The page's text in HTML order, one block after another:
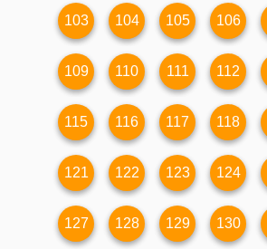
103 104 105 106
109 110 111 112
115 116 117 118
121 122 123 124
127 128 129 130